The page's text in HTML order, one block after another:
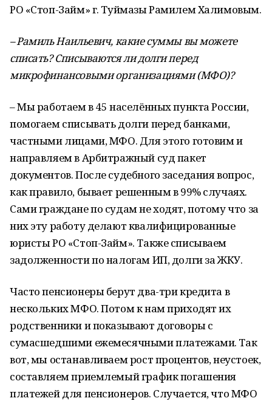
РО «Стоп-Займ» г. Туймазы Рамилем Халимовым.
– Рамиль Наильевич, какие суммы вы можете
списать? Списываются ли долги перед
микрофинансовыми организациями (МФО)?
– Мы работаем в 45 населённых пункта России,
помогаем списывать долги перед банками,
частными лицами, МФО. Для этого готовим и
направляем в Арбитражный суд пакет
документов. После судебного заседания вопрос,
как правило, бывает решенным в 99% случаях.
Сами граждане по судам не ходят, потому что за
них эту работу делают квалифицированные
юристы РО «Стоп-Займ». Также списываем
задолженности по налогам ИП, долги за ЖКУ.
Часто пенсионеры берут два-три кредита в
нескольких МФО. Потом к нам приходят их
родственники и показывают договоры с
сумасшедшими ежемесячными платежами. Так
вот, мы останавливаем рост процентов, неустоек,
составляем приемлемый график погашения
платежей для пенсионеров. Случается, что МФО